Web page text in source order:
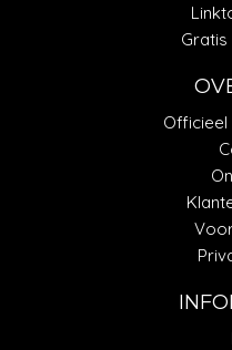
Gratis
Officieel